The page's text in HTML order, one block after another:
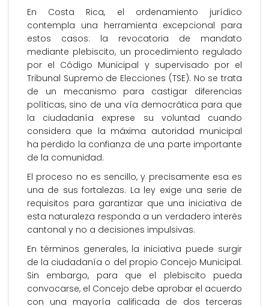
En Costa Rica, el ordenamiento jurídico
contempla una herramienta excepcional para
estos casos: la revocatoria de mandato
mediante plebiscito, un procedimiento regulado
por el Código Municipal y supervisado por el
Tribunal Supremo de Elecciones (TSE). No se trata
de un mecanismo para castigar diferencias
políticas, sino de una vía democrática para que
la ciudadanía exprese su voluntad cuando
considera que la máxima autoridad municipal
ha perdido la confianza de una parte importante
de la comunidad.
El proceso no es sencillo, y precisamente esa es
una de sus fortalezas. La ley exige una serie de
requisitos para garantizar que una iniciativa de
esta naturaleza responda a un verdadero interés
cantonal y no a decisiones impulsivas.
En términos generales, la iniciativa puede surgir
de la ciudadanía o del propio Concejo Municipal.
Sin embargo, para que el plebiscito pueda
convocarse, el Concejo debe aprobar el acuerdo
con una mayoría calificada de dos terceras